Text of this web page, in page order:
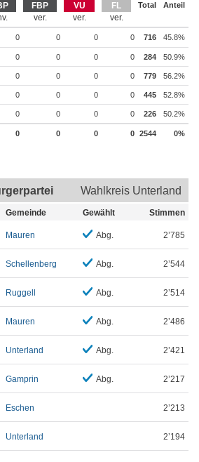
FBP VU FL Total Anteil
0 0 0 0 716 45.8%
0 0 0 0 284 50.9%
0 0 0 0 779 56.2%
0 0 0 0 445 52.8%
0 0 0 0 226 50.2%
0 0 0 0 2544 0%
Wahlkreis Unterland
Gemeinde Gewählt Stimmen
Mauren Abg. 2’785
Schellenberg Abg. 2’544
Ruggell Abg. 2’514
Mauren Abg. 2’486
Unterland Abg. 2’421
Gamprin Abg. 2’217
Eschen 2’213
Unterland 2’194